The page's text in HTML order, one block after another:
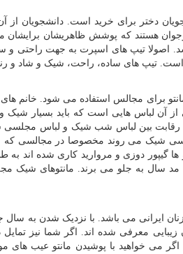
دختر برای خرید است. دانشجویان از
هستند که پوشش ظاهریشان
اصولا تیپ های اسپرت به جهت راحتی و
است. تیپ های ساده، راحت، شیک و شاد و
برای مجالس استفاده می شود. خانم های
آن لباس هایی است که باید بسیار
رقابت بین لباس شب شیک و لباس مجلسی
شیک می روند مخصوصا در مجالسی
ها گیپور دوزی و مروارید کاری شده
به جلو می برند. مانتوهای شیک
معرفی شده اند. اگر شما نیز تمایل
می خواهید با پوشیدن مانتو عیب های